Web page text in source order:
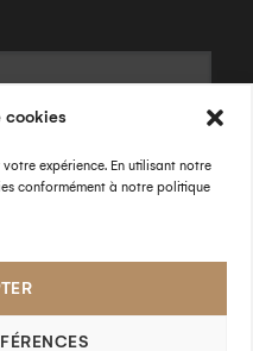
cookies
expérience. En utilisant notre
conformément à notre politique
.